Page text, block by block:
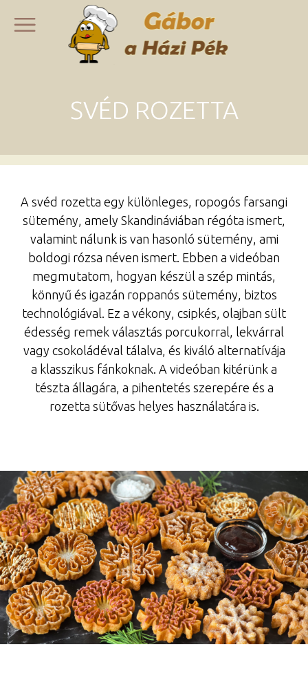
SVÉD ROZETTA
A svéd rozetta egy különleges, ropogós farsangi
sütemény, amely Skandináviában régóta ismert,
valamint nálunk is van hasonló sütemény, ami
boldogi rózsa néven ismert. Ebben a videóban
megmutatom, hogyan készül a szép mintás,
könnyű és igazán roppanós sütemény, biztos
technológiával. Ez a vékony, csipkés, olajban sült
édesség remek választás porcukorral, lekvárral
vagy csokoládéval tálalva, és kiváló alternatívája
a klasszikus fánkoknak. A videóban kitérünk a
tészta állagára, a pihentetés szerepére és a
rozetta sütővas helyes használatára is.